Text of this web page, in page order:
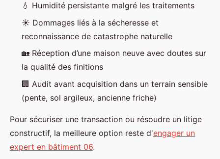
💧 Humidité persistante malgré les traitements
☀️ Dommages liés à la sécheresse et
reconnaissance de catastrophe naturelle
🏡 Réception d’une maison neuve avec doutes sur
la qualité des finitions
🏢 Audit avant acquisition dans un terrain sensible
(pente, sol argileux, ancienne friche)
Pour sécuriser une transaction ou résoudre un litige
constructif, la meilleure option reste d'engager un
expert en bâtiment 06.